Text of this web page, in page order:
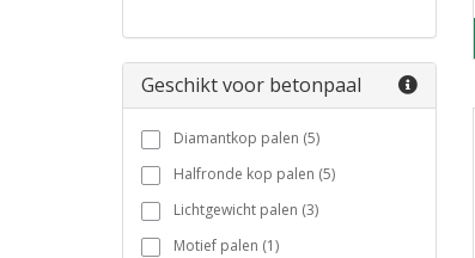
Geschikt voor betonpaal
Diamantkop palen (5)
Halfronde kop palen (5)
Lichtgewicht palen (3)
Motief palen (1)